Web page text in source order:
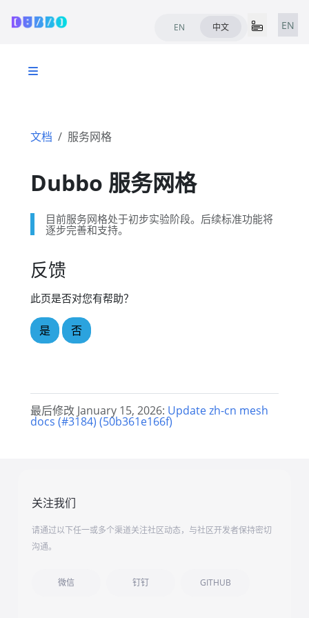
EN 中文 EN
文档 服务网格
Dubbo 服务网格
目前服务网格处于初步实验阶段。后续标准功能将
逐步完善和支持。
反馈
此页是否对您有帮助？
是 否
最后修改 January 15, 2026: Update zh-cn mesh
docs (#3184) (50b361e166f)
关注我们
请通过以下任一或多个渠道关注社区动态，与社区开发者保持密切
沟通。
微信 钉钉 GITHUB